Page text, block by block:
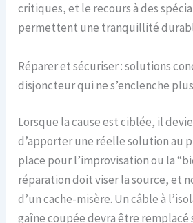
critiques, et le recours à des
permettent une tranquillité
Réparer et sécuriser : solutions
disjoncteur qui ne s’enclenche plus
Lorsque la cause est ciblée, il
d’apporter une réelle solution au
place pour l’improvisation ou la
réparation doit viser la source, et
d’un cache-misère. Un câble à
gaîne coupée devra être remplacé